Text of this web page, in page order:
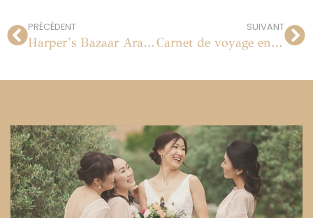
PRÉCÉDENT
Harper’s Bazaar Arabia
SUIVANT
Carnet de voyage en Thaïlande : Koh Ngai et Bangkok